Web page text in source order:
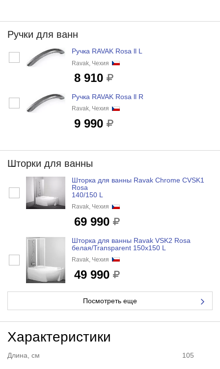
Ручки для ванн
Ручка RAVAK Rosa ll L
Ravak, Чехия
8 910
Ручка RAVAK Rosa ll R
Ravak, Чехия
9 990
Шторки для ванны
Шторка для ванны Ravak Chrome CVSK1
Rosa
140/150 L
Ravak, Чехия
69 990
Шторка для ванны Ravak VSK2 Rosa
белая/Transparent 150x150 L
Ravak, Чехия
49 990
Посмотреть еще
Характеристики
Длина, см 105